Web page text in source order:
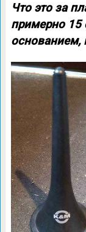
Что это за
примерно 15
основанием,